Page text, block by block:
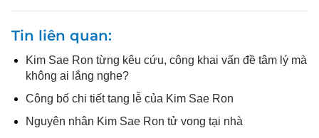
Tin liên quan
Kim Sae Ron từng kêu cứu, công khai vấn đề tâm lý mà
không ai lắng nghe?
Công bố chi tiết tang lễ của Kim Sae Ron
Nguyên nhân Kim Sae Ron tử vong tại nhà